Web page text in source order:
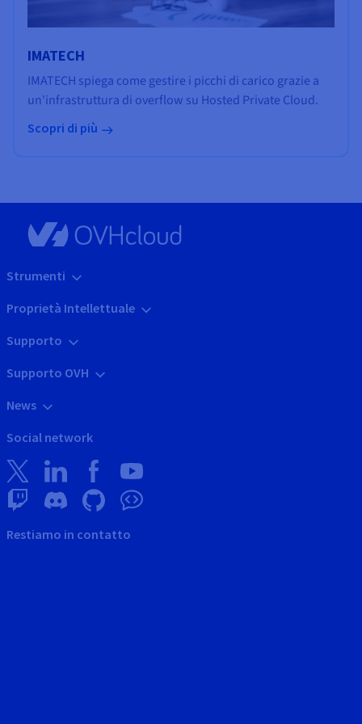
IMATECH
IMATECH spiega come gestire i picchi di carico grazie a
un'infrastruttura di overflow su Hosted Private Cloud.
Scopri di più
Strumenti
Proprietà Intellettuale
Supporto
Supporto OVH
News
Social network
Restiamo in contatto